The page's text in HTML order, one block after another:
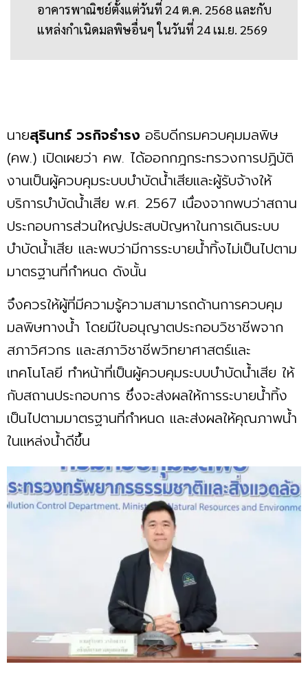
อาคารพาณิชย์ตั้งแต่วันที่ 24 ต.ค. 2568 และกับ
แหล่งกำเนิดมลพิษอื่นๆ ในวันที่ 24 เม.ย. 2569
นายสุรินทร์ วรกิจธำรง อธิบดีกรมควบคุมมลพิษ
(คพ.) เปิดเผยว่า คพ. ได้ออกกฎกระทรวงการปฏิบัติ
งานเป็นผู้ควบคุมระบบบำบัดน้ำเสียและผู้รับจ้างให้
บริการบำบัดน้ำเสีย พ.ศ. 2567 เนื่องจากพบว่าสถาน
ประกอบการส่วนใหญ่ประสบปัญหาในการเดินระบบ
บำบัดน้ำเสีย และพบว่ามีการระบายน้ำทิ้งไม่เป็นไปตาม
มาตรฐานที่กำหนด ดังนั้น
จึงควรให้ผู้ที่มีความรู้ความสามารถด้านการควบคุม
มลพิษทางน้ำ โดยมีใบอนุญาตประกอบวิชาชีพจาก
สภาวิศวกร และสภาวิชาชีพวิทยาศาสตร์และ
เทคโนโลยี ทำหน้าที่เป็นผู้ควบคุมระบบบำบัดน้ำเสีย ให้
กับสถานประกอบการ ซึ่งจะส่งผลให้การระบายน้ำทิ้ง
เป็นไปตามมาตรฐานที่กำหนด และส่งผลให้คุณภาพน้ำ
ในแหล่งน้ำดีขึ้น